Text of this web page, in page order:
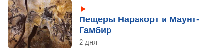
►
Пещеры Наракорт и Маунт-
Гамбир
2 дня